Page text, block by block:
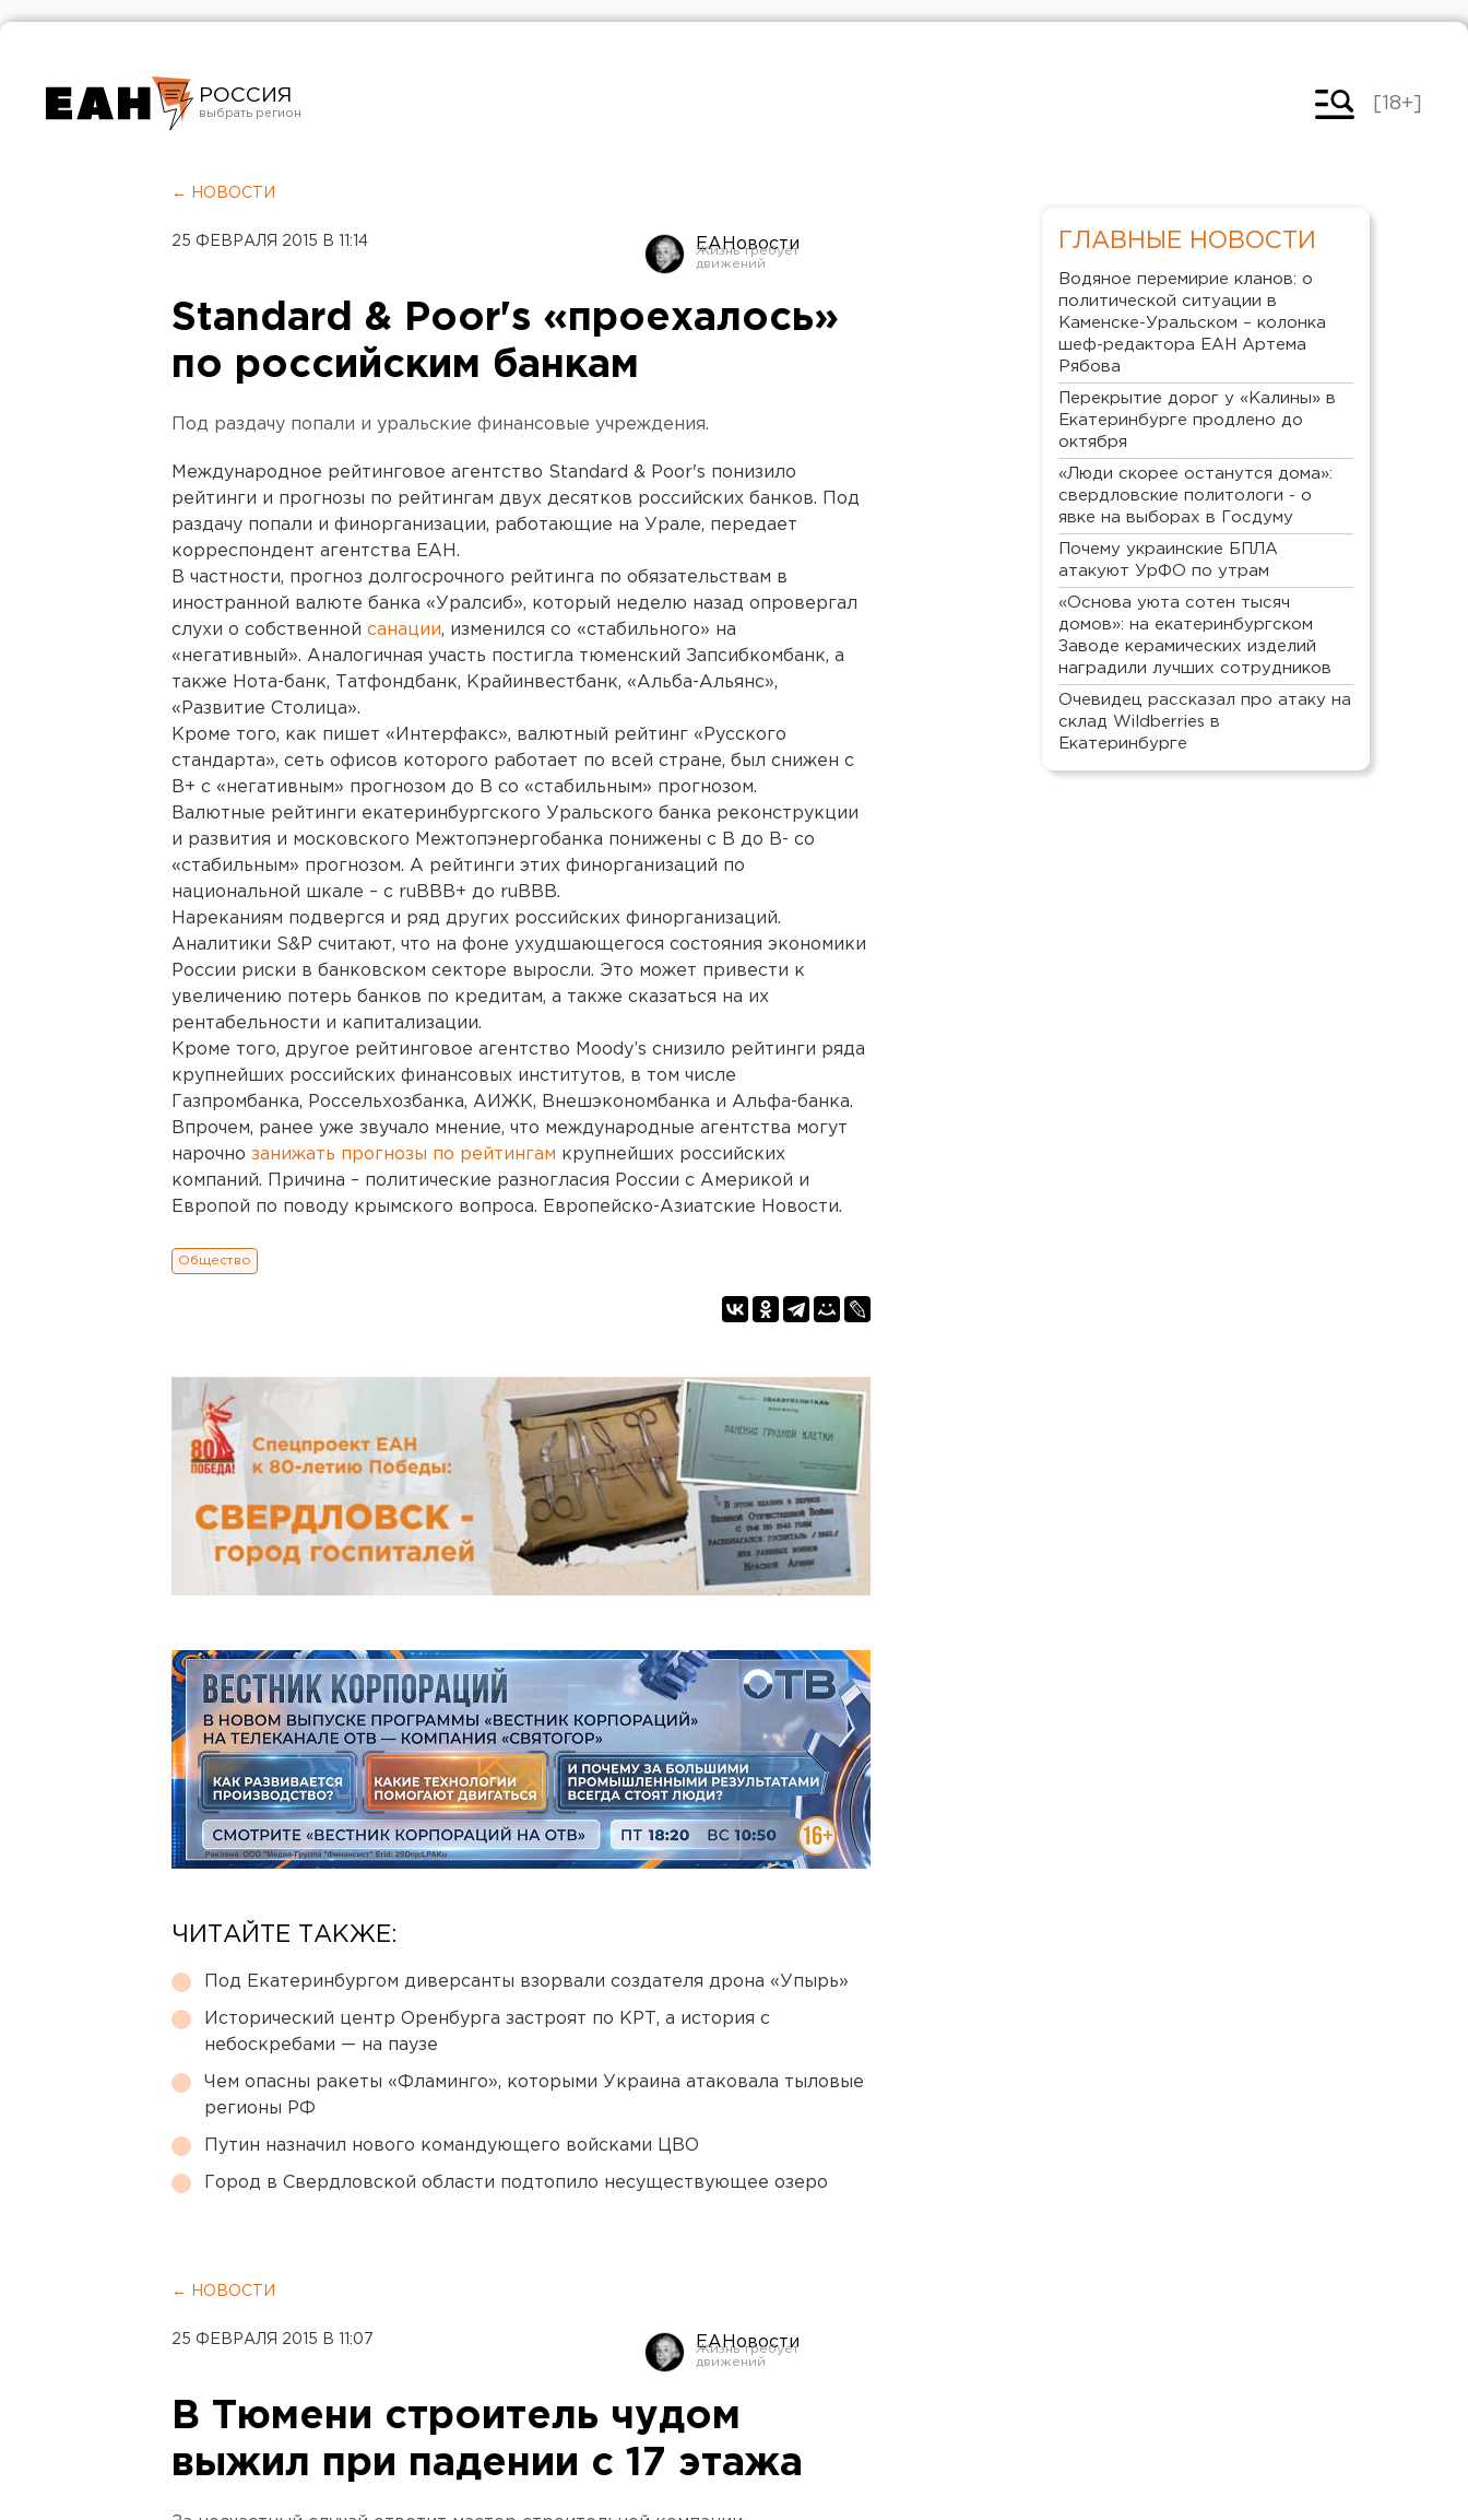
РОССИЯ
Челябинск
[18+]
← НОВОСТИ
25 ФЕВРАЛЯ 2015 В 11:14 ЕАНовости
Standard & Poor's «проехалось»
по российским банкам
Под раздачу попали и уральские финансовые учреждения.
Международное рейтинговое агентство Standard & Poor's понизило
рейтинги и прогнозы по рейтингам двух десятков российских банков. Под
раздачу попали и финорганизации, работающие на Урале, передает
корреспондент агентства ЕАН.
В частности, прогноз долгосрочного рейтинга по обязательствам в
иностранной валюте банка «Уралсиб», который неделю назад опровергал
слухи о собственной санации, изменился со «стабильного» на
«негативный». Аналогичная участь постигла тюменский Запсибкомбанк, а
также Нота-банк, Татфондбанк, Крайинвестбанк, «Альба-Альянс»,
«Развитие Столица».
Кроме того, как пишет «Интерфакс», валютный рейтинг «Русского
стандарта», сеть офисов которого работает по всей стране, был снижен с
В+ с «негативным» прогнозом до В со «стабильным» прогнозом.
Валютные рейтинги екатеринбургского Уральского банка реконструкции
и развития и московского Межтопэнергобанка понижены с B до B- со
«стабильным» прогнозом. А рейтинги этих финорганизаций по
национальной шкале – с ruBBB+ до ruBBB.
Нареканиям подвергся и ряд других российских финорганизаций.
Аналитики S&P считают, что на фоне ухудшающегося состояния экономики
России риски в банковском секторе выросли. Это может привести к
увеличению потерь банков по кредитам, а также сказаться на их
рентабельности и капитализации.
Кроме того, другое рейтинговое агентство Moody’s снизило рейтинги ряда
крупнейших российских финансовых институтов, в том числе
Газпромбанка, Россельхозбанка, АИЖК, Внешэкономбанка и Альфа-банка.
Впрочем, ранее уже звучало мнение, что международные агентства могут
нарочно занижать прогнозы по рейтингам крупнейших российских
компаний. Причина – политические разногласия России с Америкой и
Европой по поводу крымского вопроса. Европейско-Азиатские Новости.
Общество
ЧИТАЙТЕ ТАКЖЕ:
Под Екатеринбургом диверсанты взорвали создателя дрона «Упырь»
Исторический центр Оренбурга застроят по КРТ, а история с
небоскребами — на паузе
Чем опасны ракеты «Фламинго», которыми Украина атаковала тыловые
регионы РФ
Путин назначил нового командующего войсками ЦВО
Город в Свердловской области подтопило несуществующее озеро
← НОВОСТИ
25 ФЕВРАЛЯ 2015 В 11:07 ЕАНовости
В Тюмени строитель чудом
выжил при падении с 17 этажа
ГЛАВНЫЕ НОВОСТИ
Водяное перемирие кланов: о
политической ситуации в
Каменске-Уральском – колонка
шеф-редактора ЕАН Артема
Рябова
Перекрытие дорог у «Калины» в
Екатеринбурге продлено до
октября
«Люди скорее останутся дома»:
свердловские политологи - о
явке на выборах в Госдуму
Почему украинские БПЛА
атакуют УрФО по утрам
«Основа уюта сотен тысяч
домов»: на екатеринбургском
Заводе керамических изделий
наградили лучших сотрудников
Очевидец рассказал про атаку на
склад Wildberries в
Екатеринбурге